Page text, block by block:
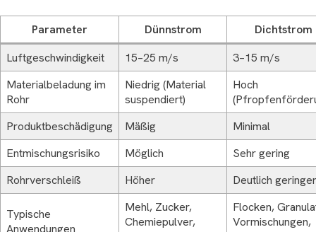
Parameter Dünnstrom
Dichtstrom
Luftgeschwindigkeit
15–25 m/s
3–15 m/s
Materialbeladung im
Rohr
Niedrig (Material
suspendiert)
Hoch
Produktbeschädigung
Mäßig
Minimal
Entmischungsrisiko
Möglich
Sehr gering
Rohrverschleiß
Höher Deutlich geringer
Typische
Anwendungen
Mehl, Zucker,
Chemiepulver,
Flocken,
Vormischungen,